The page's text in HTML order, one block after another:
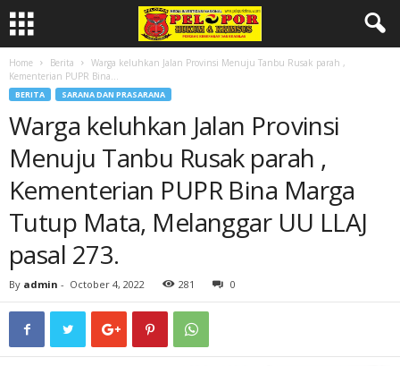
Home Berita
Warga keluhkan Jalan Provinsi Menuju Tanbu Rusak parah ,
Kementerian PUPR Bina...
BERITA SARANA DAN PRASARANA
Warga keluhkan Jalan Provinsi
Menuju Tanbu Rusak parah ,
Kementerian PUPR Bina Marga
Tutup Mata, Melanggar UU LLAJ
pasal 273.
By admin - October 4, 2022 281 0